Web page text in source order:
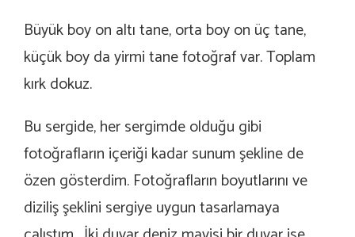
Büyük boy on altı tane, orta boy on üç tane,
küçük boy da yirmi tane fotoğraf var. Toplam
kırk dokuz.
Bu sergide, her sergimde olduğu gibi
fotoğrafların içeriği kadar sunum şekline de
özen gösterdim. Fotoğrafların boyutlarını ve
diziliş şeklini sergiye uygun tasarlamaya